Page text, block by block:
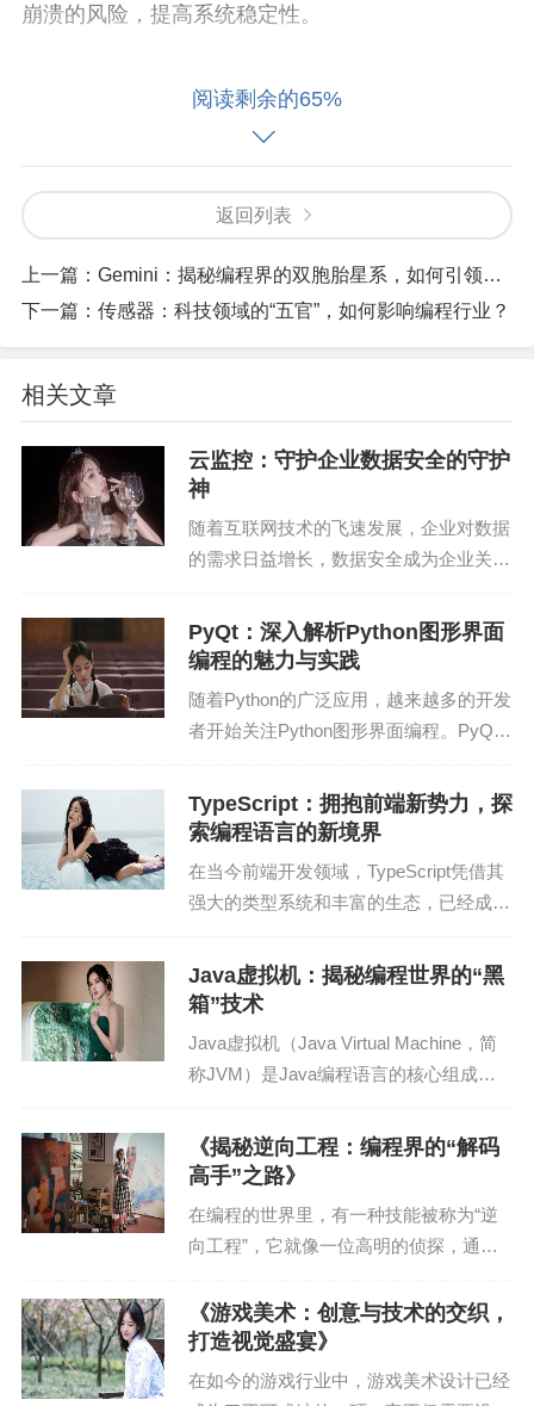
崩溃的风险，提高系统稳定性。
索引是数据库优化的关键之一。合理的索引可以加
快查询速度，降低磁盘I/O。以下是索引优化的几个
（1）选择合适的索引类型：根据查询需求，选择合
（2）避免过度索引：过多或不当的索引会降低数据
库性能，因此要避免过度索引。
（3）定期维护索引：定期对索引进行维护，如重
建、删除等，以保证索引的有效性。
（1）合理设计表结构：根据业务需求，合理设计表
结构，避免冗余字段。
（2）分区表：对于数据量较大的表，可以考虑分区
（3）使用合适的数据类型：选择合适的数据类型，
减少存储空间占用，提高性能。
（1）避免全表扫描：优化查询语句，减少全表扫
描，提高查询效率。
（2）合理使用连接：根据业务需求，选择合适的连
（3）使用缓存：对于频繁访问的数据，可以使用缓
存技术，减少数据库访问次数。
（1）提高磁盘I/O性能：使用SSD硬盘、RAID技术
等提高磁盘I/O性能。
阅读剩余的65%
返回列表
上一篇： Gemini：揭秘编程界的双胞胎星系，如何引领行业风潮
下一篇： 传感器：科技领域的“五官”，如何影响编程行业？
相关文章
云监控：守护企业数据安全的守护
神
随着互联网技术的飞速发展，企业对数据
的需求日益增长，数据安全成为企业关注
业数据的安全，已经成为企业运营中不可
或缺的一环。云监控作为一种新兴的网络
PyQt：深入解析Python图形界面
编程的魅力与实践
随着Python的广泛应用，越来越多的开发
者开始关注Python图形界面编程。PyQt
富的功能和易用性，受到了众多开发者的
喜爱。本文将深入解析PyQt的魅力...
TypeScript：拥抱前端新势力，探
索编程语言的新境界
在当今前端开发领域，TypeScript凭借其
强大的类型系统和丰富的生态，已经成为
cript的优势、应用场景以及如何在这个新
势力中立足。 一、TypeScri...
Java虚拟机：揭秘编程世界的“黑
箱”技术
Java虚拟机（Java Virtual Machine，简
称JVM）是Java编程语言的核心组成部
从1995年Java语言诞生以来，JVM就一
直是Java开...
《揭秘逆向工程：编程界的“解码
高手”之路》
在编程的世界里，有一种技能被称为“逆
向工程”，它就像一位高明的侦探，通过
秘。逆向工程不仅仅是一种技术，更是一
种思维方式，一种解决问题的方法。本文
将深入剖析逆向工程，...
《游戏美术：创意与技术的交织，
打造视觉盛宴》
在如今的游戏行业中，游戏美术设计已经